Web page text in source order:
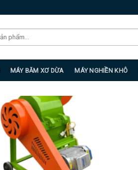
MÁY BĂM XƠ DỪA MÁY NGHIỀN KHÔ